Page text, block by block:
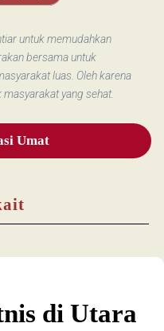
untuk memudahkan
bersama untuk
luas. Oleh karena
yang sehat.
Umat
di Utara